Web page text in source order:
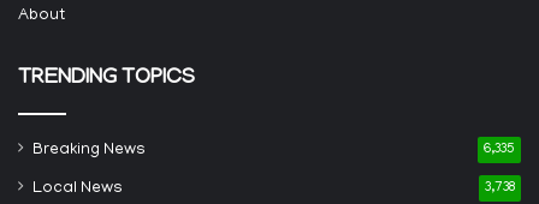
About
TRENDING TOPICS
Breaking News 6,335
Local News 3,738